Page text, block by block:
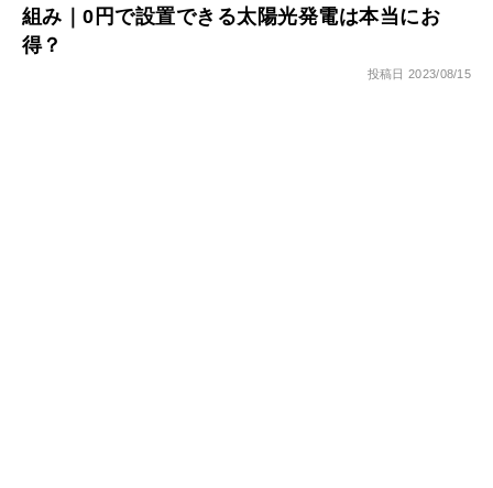
組み｜0円で設置できる太陽光発電は本当にお
得？
投稿日 2023/08/15